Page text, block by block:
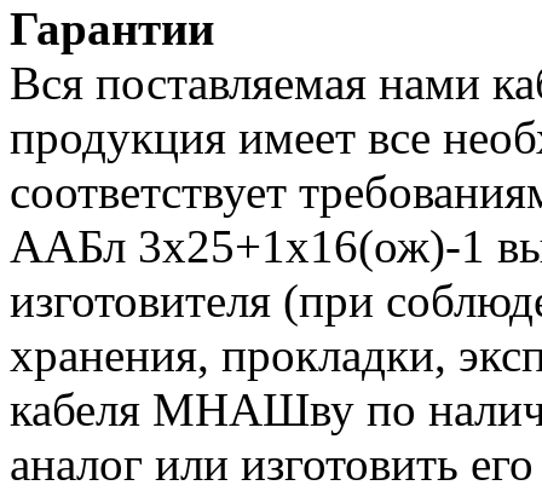
Гарантии
Вся поставляемая нами
продукция имеет все
соответствует
ААБл 3х25+1х16(ож)-1 вы
изготовителя (при
хранения, прокладки,
кабеля МНАШву по
аналог или изготовить